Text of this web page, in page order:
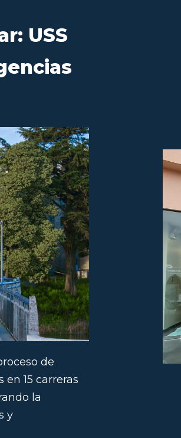
USS
de
15 carreras
la
y